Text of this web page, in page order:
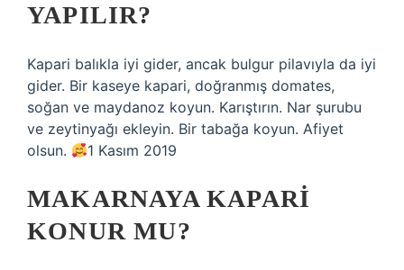
YAPILIR?
Kapari balıkla iyi gider, ancak bulgur pilavıyla da iyi
gider. Bir kaseye kapari, doğranmış domates,
soğan ve maydanoz koyun. Karıştırın. Nar şurubu
ve zeytinyağı ekleyin. Bir tabağa koyun. Afiyet
olsun.
1 Kasım 2019
MAKARNAYA KAPARI
KONUR MU?